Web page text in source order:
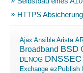
HTTPS
Ajax Ansible Arista
Broadband BSD
DENOG DNSSEC
Exchange ezPublish